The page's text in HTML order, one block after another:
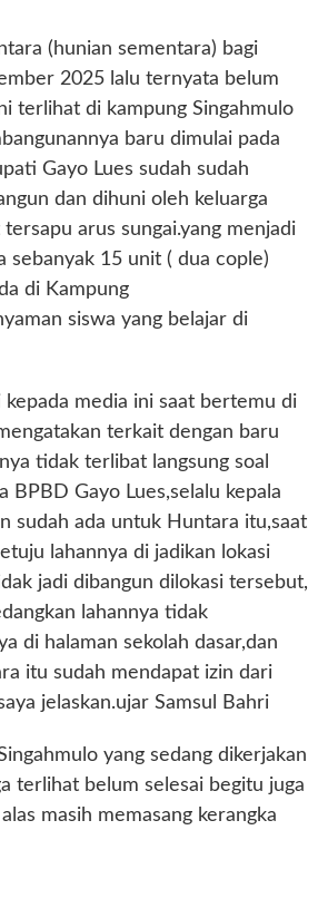
(hunian sementara) bagi
2025 lalu ternyata belum
terlihat di kampung Singahmulo
baru dimulai pada
Gayo Lues sudah sudah
dan dihuni oleh keluarga
arus sungai.yang menjadi
15 unit ( dua cople)
di Kampung
siswa yang belajar di
kepada media ini saat bertemu di
terkait dengan baru
tidak terlibat langsung soal
Gayo Lues,selalu kepala
sudah ada untuk Huntara itu,saat
lahannya di jadikan lokasi
jadi dibangun dilokasi tersebut,
lahannya tidak
di halaman sekolah dasar,dan
itu sudah mendapat izin dari
jelaskan.ujar Samsul Bahri
yang sedang dikerjakan
terlihat belum selesai begitu juga
masih memasang kerangka